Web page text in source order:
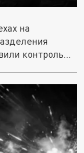
на
контроль...